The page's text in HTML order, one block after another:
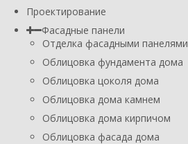
Проектирование
Фасадные панели
Отделка фасадными панелями
Облицовка фундамента дома
Облицовка цоколя дома
Облицовка дома камнем
Облицовка дома кирпичом
Облицовка фасада дома